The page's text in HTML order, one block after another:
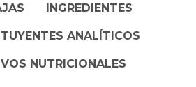
Un alimento elaborado
con ingredientes de
mucha carnepara
INGREDIENTES
ANALÍTICOS
NUTRICIONALES